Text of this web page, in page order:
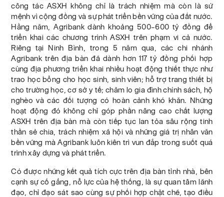
công tác ASXH không chỉ là trách nhiệm mà còn là sứ
mệnh vì cộng đồng và sự phát triển bền vững của đất nước.
Hằng năm, Agribank dành khoảng 500–600 tỷ đồng để
triển khai các chương trình ASXH trên phạm vi cả nước.
Riêng tại Ninh Bình, trong 5 năm qua, các chi nhánh
Agribank trên địa bàn đã dành hơn 117 tỷ đồng phối hợp
cùng địa phương triển khai nhiều hoạt động thiết thực như
trao học bổng cho học sinh, sinh viên; hỗ trợ trang thiết bị
cho trường học, cơ sở y tế; chăm lo gia đình chính sách, hộ
nghèo và các đối tượng có hoàn cảnh khó khăn. Những
hoạt động đó không chỉ góp phần nâng cao chất lượng
ASXH trên địa bàn mà còn tiếp tục lan tỏa sâu rộng tinh
thần sẻ chia, trách nhiệm xã hội và những giá trị nhân văn
bền vững mà Agribank luôn kiên trì vun đắp trong suốt quá
trình xây dựng và phát triển.
Có được những kết quả tích cực trên địa bàn tỉnh nhà, bên
cạnh sự cố gắng, nỗ lực của hệ thống, là sự quan tâm lãnh
đạo, chỉ đạo sát sao cùng sự phối hợp chặt chẽ, tạo điều